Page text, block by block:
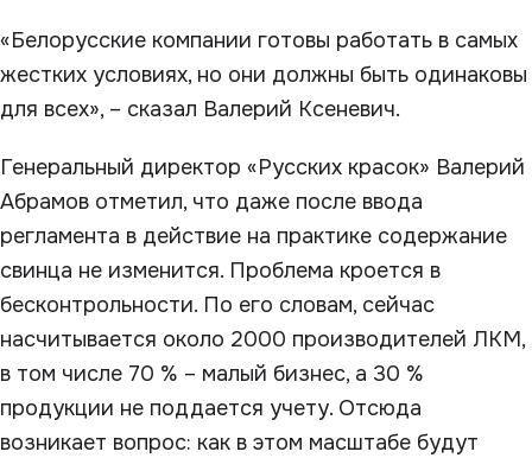
«Белорусские компании готовы работать в самых
жестких условиях, но они должны быть одинаковы
для всех», – сказал Валерий Ксеневич.
Генеральный директор «Русских красок» Валерий
Абрамов отметил, что даже после ввода
регламента в действие на практике содержание
свинца не изменится. Проблема кроется в
бесконтрольности. По его словам, сейчас
насчитывается около 2000 производителей ЛКМ,
в том числе 70 % – малый бизнес, а 30 %
продукции не поддается учету. Отсюда
возникает вопрос: как в этом масштабе будут